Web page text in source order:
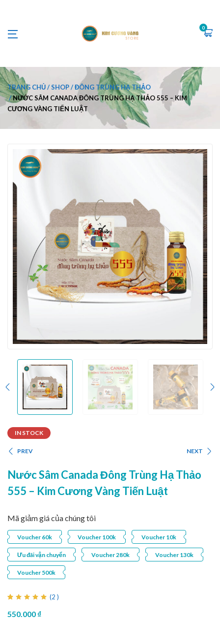
0
TRANG CHỦ SHOP
ĐÔNG TRÙNG HẠ THẢO
NƯỚC SÂM CANADA ĐÔNG TRÙNG HẠ THẢO 555 – KIM
CƯƠNG VÀNG TIẾN LUẬT
IN STOCK
PREV NEXT
Nước Sâm Canada Đông Trùng Hạ Thảo
555 – Kim Cương Vàng Tiến Luật
Mã giảm giá của chúng tôi
Voucher 60k Voucher 100k Voucher 10k
Ưu đãi vận chuyển Voucher 280k Voucher 130k
Voucher 500k
dựa trên
(2 )
550.000 ₫